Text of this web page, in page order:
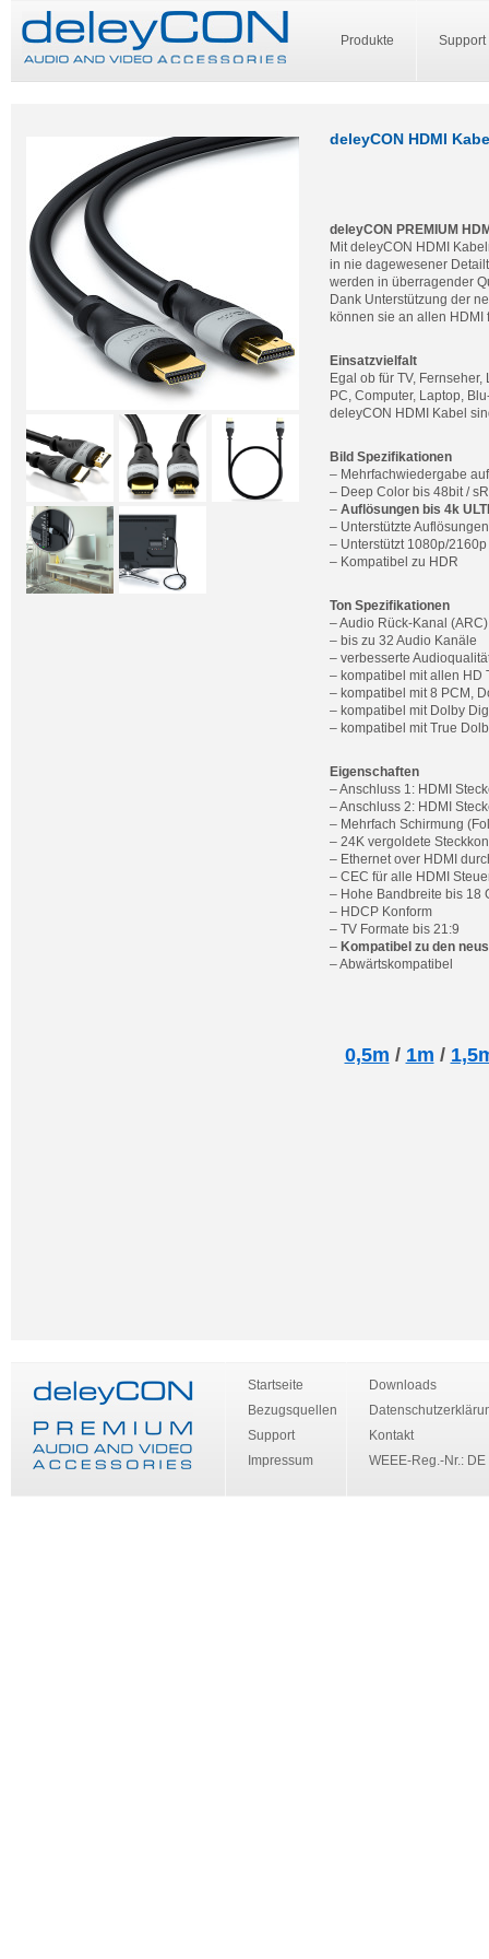
Produkte Support
deleyCON HDMI
deleyCON PREMIUM
Mit deleyCON HDMI
in nie dagewesener
werden in überragender
Dank Unterstützung der
können sie an allen
Einsatzvielfalt
Egal ob für TV,
PC, Computer, Laptop,
deleyCON HDMI Kabel
Bild Spezifikationen
– Mehrfachwiedergabe
– Deep Color bis 48bit /
– Auflösungen bis 4k
– Unterstützte
– Unterstützt 1080p/
– Kompatibel zu HDR
Ton Spezifikationen
– Audio Rück-Kanal (ARC)
– bis zu 32 Audio Kanäle
– verbesserte
– kompatibel mit allen HD
– kompatibel mit 8 PCM,
– kompatibel mit Dolby
– kompatibel mit True
Eigenschaften
– Anschluss 1: HDMI
– Anschluss 2: HDMI
– Mehrfach Schirmung
– 24K vergoldete
– Ethernet over HDMI
– CEC für alle HDMI
– Hohe Bandbreite bis 18
– HDCP Konform
– TV Formate bis 21:9
– Kompatibel zu den
– Abwärtskompatibel
0,5m / 1m /
Startseite
Bezugsquellen
Support
Impressum
Downloads
Kontakt
WEEE-Reg.-Nr.: